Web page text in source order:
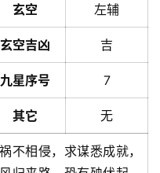
玄空 左辅
玄空吉凶 吉
九星序号 7
其它 无
不相侵，求谋悉成就，